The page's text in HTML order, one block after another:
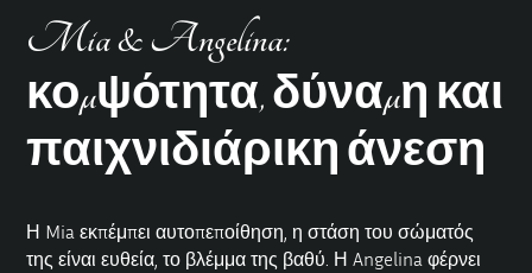
Mia & Angelina:
κομψότητα, δύναμη και
παιχνιδιάρικη άνεση
Η Mia εκπέμπει αυτοπεποίθηση, η στάση του σώματός
της είναι ευθεία, το βλέμμα της βαθύ. Η Angelina φέρνει